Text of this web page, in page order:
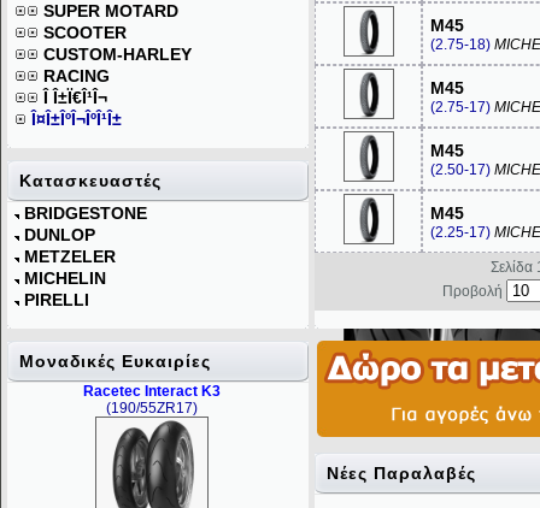
SUPER MOTARD
SCOOTER
CUSTOM-HARLEY
RACING
Î Î±Ï€Î¹Î¬
Î¤Î±ÎºÎ¬ÎºÎ¹Î±
Κατασκευαστές
BRIDGESTONE
DUNLOP
METZELER
MICHELIN
PIRELLI
Mοναδικές Ευκαιρίες
Racetec Interact K3
(190/55ZR17)
M45
(2.75-18)
M45
(2.75-17)
M45
(2.50-17)
M45
(2.25-17)
Προβολή
Νέες Παραλαβές